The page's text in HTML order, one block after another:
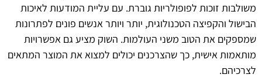
משולבות זוכות לפופולריות גוברת. עם עליית המודעות לאיכות
הבישול והקפיצה הטכנולוגית, יותר ויותר אנשים פונים לפתרונות
שמספקים את הטוב משני העולמות. השוק מציע גם אפשרויות
מותאמות אישית, כך שהצרכנים יכולים למצוא את המוצר המתאים
לצרכיהם.